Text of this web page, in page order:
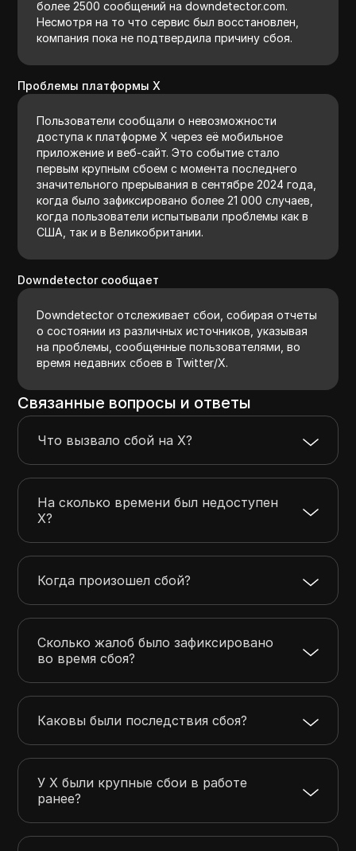
более 2500 сообщений на downdetector.com.
Несмотря на то что сервис был восстановлен,
компания пока не подтвердила причину сбоя.
Проблемы платформы X
Пользователи сообщали о невозможности
доступа к платформе X через её мобильное
приложение и веб-сайт. Это событие стало
первым крупным сбоем с момента последнего
значительного прерывания в сентябре 2024 года,
когда было зафиксировано более 21 000 случаев,
когда пользователи испытывали проблемы как в
США, так и в Великобритании.
Downdetector сообщает
Downdetector отслеживает сбои, собирая отчеты
о состоянии из различных источников, указывая
на проблемы, сообщенные пользователями, во
время недавних сбоев в Twitter/X.
Связанные вопросы и ответы
Что вызвало сбой на X?
На сколько времени был недоступен
X?
Когда произошел сбой?
Сколько жалоб было зафиксировано
во время сбоя?
Каковы были последствия сбоя?
У X были крупные сбои в работе
ранее?